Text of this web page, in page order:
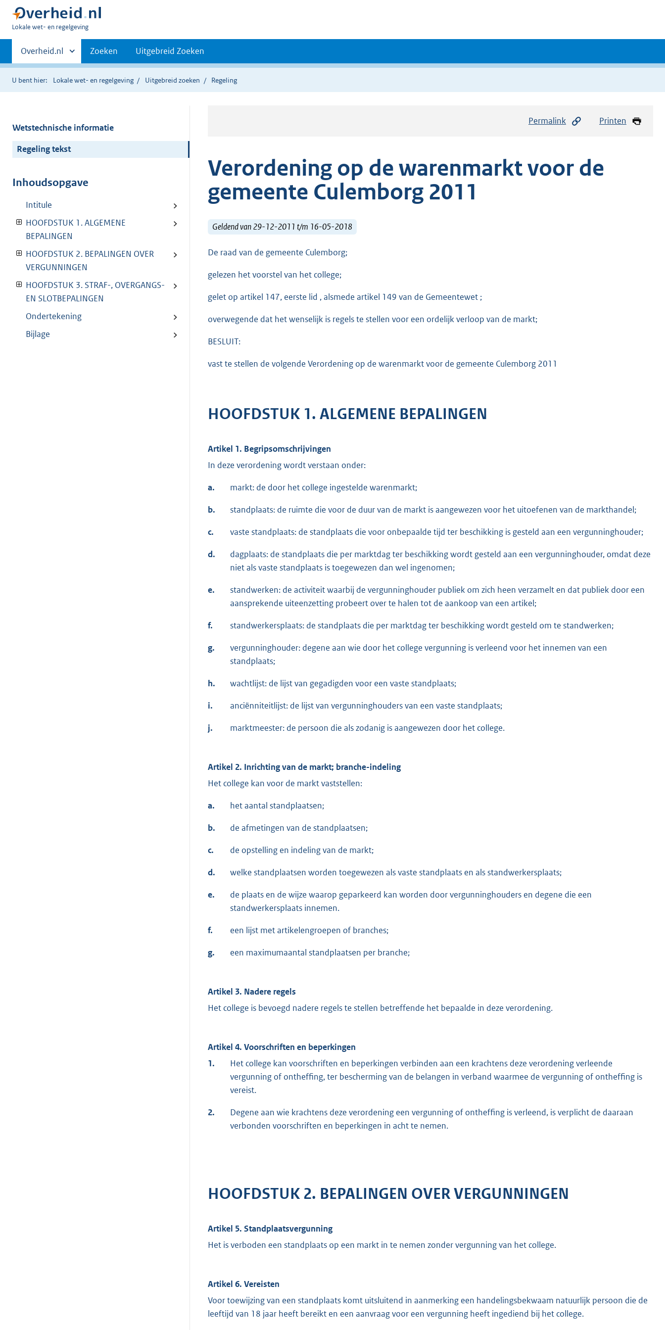
U
hier:
Lokale wet- en regelgeving
Primaire
navigatie
Andere
sites
binnen
Overheid.nl Zoeken Uitgebreid Zoeken
U bent hier: Lokale wet- en regelgeving Uitgebreid zoeken Regeling
Wetstechnische informatie
Regeling tekst
Inhoudsopgave
Intitule
HOOFDSTUK 1. ALGEMENE
BEPALINGEN
HOOFDSTUK 2. BEPALINGEN OVER
VERGUNNINGEN
HOOFDSTUK 3. STRAF-, OVERGANGS-
EN SLOTBEPALINGEN
Ondertekening
Bijlage
Permalink Printen
Verordening op de warenmarkt voor de
gemeente Culemborg 2011
Geldend van 29-12-2011 t/m 16-05-2018
De raad van de gemeente Culemborg;
gelezen het voorstel van het college;
gelet op artikel 147, eerste lid , alsmede artikel 149 van de Gemeentewet ;
overwegende dat het wenselijk is regels te stellen voor een ordelijk verloop van de markt;
BESLUIT:
vast te stellen de volgende Verordening op de warenmarkt voor de gemeente Culemborg 2011
HOOFDSTUK 1. ALGEMENE BEPALINGEN
Artikel 1. Begripsomschrijvingen
In deze verordening wordt verstaan onder:
a. markt: de door het college ingestelde warenmarkt;
b. standplaats: de ruimte die voor de duur van de markt is aangewezen voor het uitoefenen van de markthandel;
c. vaste standplaats: de standplaats die voor onbepaalde tijd ter beschikking is gesteld aan een vergunninghouder;
d.
dagplaats: de standplaats die per marktdag ter beschikking wordt gesteld aan een vergunninghouder, omdat deze
niet als vaste standplaats is toegewezen dan wel ingenomen;
e.
standwerken: de activiteit waarbij de vergunninghouder publiek om zich heen verzamelt en dat publiek door een
aansprekende uiteenzetting probeert over te halen tot de aankoop van een artikel;
f. standwerkersplaats: de standplaats die per marktdag ter beschikking wordt gesteld om te standwerken;
g.
vergunninghouder: degene aan wie door het college vergunning is verleend voor het innemen van een
standplaats;
h. wachtlijst: de lijst van gegadigden voor een vaste standplaats;
i. anciënniteitlijst: de lijst van vergunninghouders van een vaste standplaats;
j. marktmeester: de persoon die als zodanig is aangewezen door het college.
Artikel 2. Inrichting van de markt; branche-indeling
Het college kan voor de markt vaststellen:
a. het aantal standplaatsen;
b. de afmetingen van de standplaatsen;
c. de opstelling en indeling van de markt;
d. welke standplaatsen worden toegewezen als vaste standplaats en als standwerkersplaats;
e.
de plaats en de wijze waarop geparkeerd kan worden door vergunninghouders en degene die een
standwerkersplaats innemen.
f. een lijst met artikelengroepen of branches;
g. een maximumaantal standplaatsen per branche;
Artikel 3. Nadere regels
Het college is bevoegd nadere regels te stellen betreffende het bepaalde in deze verordening.
Artikel 4. Voorschriften en beperkingen
1.
Het college kan voorschriften en beperkingen verbinden aan een krachtens deze verordening verleende
vergunning of ontheffing, ter bescherming van de belangen in verband waarmee de vergunning of ontheffing is
vereist.
2.
Degene aan wie krachtens deze verordening een vergunning of ontheffing is verleend, is verplicht de daaraan
verbonden voorschriften en beperkingen in acht te nemen.
HOOFDSTUK 2. BEPALINGEN OVER VERGUNNINGEN
Artikel 5. Standplaatsvergunning
Het is verboden een standplaats op een markt in te nemen zonder vergunning van het college.
Artikel 6. Vereisten
Voor toewijzing van een standplaats komt uitsluitend in aanmerking een handelingsbekwaam natuurlijk persoon die de
leeftijd van 18 jaar heeft bereikt en een aanvraag voor een vergunning heeft ingediend bij het college.